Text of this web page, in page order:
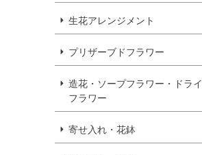
生花アレンジメント
プリザーブドフラワー
造花・ソープフラワー・ドライ
フラワー
寄せ入れ・花鉢